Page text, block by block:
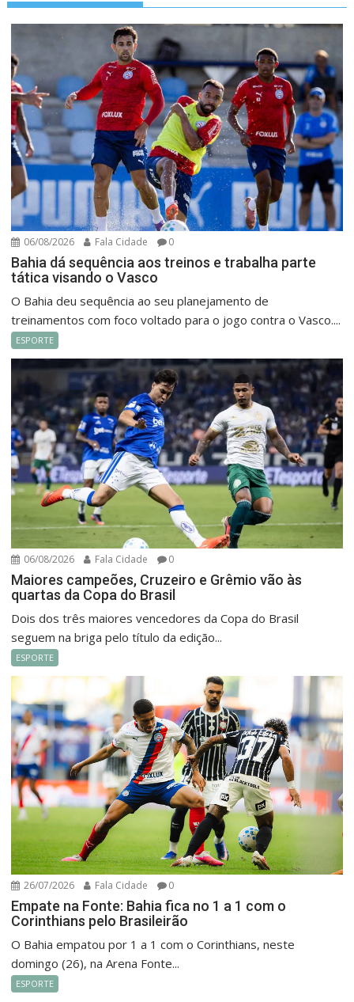
06/08/2026 Fala Cidade 0
Bahia dá sequência aos treinos e trabalha parte
tática visando o Vasco
O Bahia deu sequência ao seu planejamento de
treinamentos com foco voltado para o jogo contra o Vasco....
ESPORTE
06/08/2026 Fala Cidade 0
Maiores campeões, Cruzeiro e Grêmio vão às
quartas da Copa do Brasil
Dois dos três maiores vencedores da Copa do Brasil
seguem na briga pelo título da edição...
ESPORTE
26/07/2026 Fala Cidade 0
Empate na Fonte: Bahia fica no 1 a 1 com o
Corinthians pelo Brasileirão
O Bahia empatou por 1 a 1 com o Corinthians, neste
domingo (26), na Arena Fonte...
ESPORTE